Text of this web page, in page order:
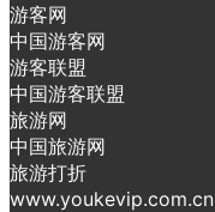
游客网
中国游客网
游客联盟
中国游客联盟
旅游网
中国旅游网
旅游打折
www.youkevip.com.cn